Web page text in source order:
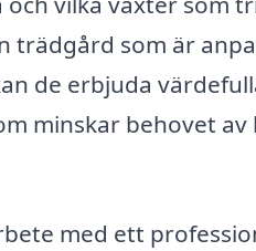
trädgård som är
de erbjuda
minskar behovet
med ett